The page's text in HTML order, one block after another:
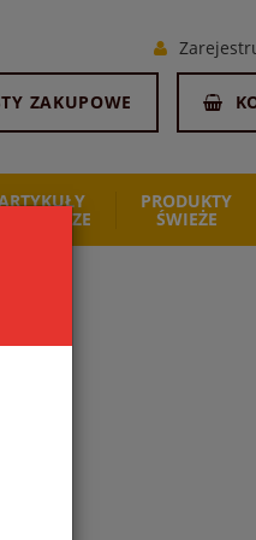
ZAKUPOWE
SPOŻYWCZE
PRODUKTY
ŚWIEŻE